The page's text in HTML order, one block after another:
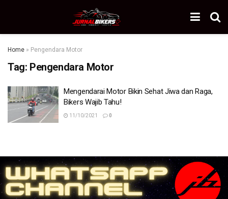
Home » Pengendara Motor
Tag: Pengendara Motor
Mengendarai Motor Bikin Sehat Jiwa dan Raga,
Bikers Wajib Tahu!
11/10/2021 0